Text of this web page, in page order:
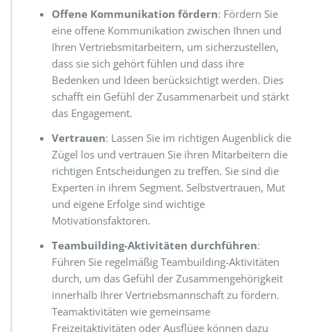
Offene Kommunikation fördern: Fördern Sie
eine offene Kommunikation zwischen Ihnen und
Ihren Vertriebsmitarbeitern, um sicherzustellen,
dass sie sich gehört fühlen und dass ihre
Bedenken und Ideen berücksichtigt werden. Dies
schafft ein Gefühl der Zusammenarbeit und stärkt
das Engagement.
Vertrauen: Lassen Sie im richtigen Augenblick die
Zügel los und vertrauen Sie ihren Mitarbeitern die
richtigen Entscheidungen zu treffen. Sie sind die
Experten in ihrem Segment. Selbstvertrauen, Mut
und eigene Erfolge sind wichtige
Motivationsfaktoren.
Teambuilding-Aktivitäten durchführen:
Führen Sie regelmäßig Teambuilding-Aktivitäten
durch, um das Gefühl der Zusammengehörigkeit
innerhalb Ihrer Vertriebsmannschaft zu fördern.
Teamaktivitäten wie gemeinsame
Freizeitaktivitäten oder Ausflüge können dazu